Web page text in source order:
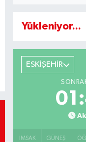
Yükleniyor...
ESKİŞEHİR
İMSAK GÜNEŞ